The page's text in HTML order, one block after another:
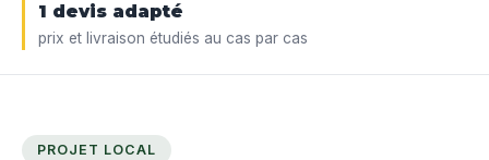
1 devis adapté
prix et livraison étudiés au cas par cas
PROJET LOCAL